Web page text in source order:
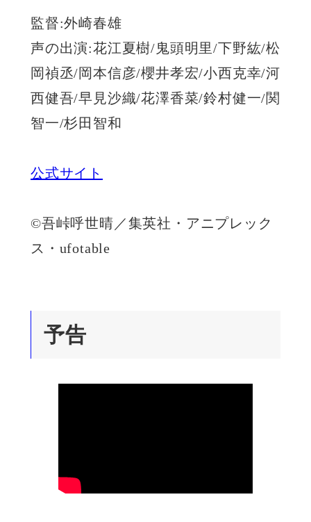
監督:外崎春雄
声の出演:花江夏樹/鬼頭明里/下野紘/松
岡禎丞/岡本信彦/櫻井孝宏/小西克幸/河
西健吾/早見沙織/花澤香菜/鈴村健一/関
智一/杉田智和
公式サイト
©吾峠呼世晴／集英社・アニプレック
ス・ufotable
予告